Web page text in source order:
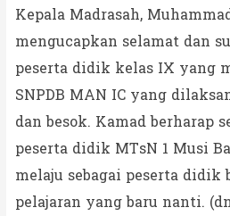
Kepala Madrasah,
mengucapkan selamat dan
peserta didik kelas IX yang
SNPDB MAN IC yang
dan besok. Kamad berharap
peserta didik MTsN 1 Musi
melaju sebagai peserta
pelajaran yang baru nanti.